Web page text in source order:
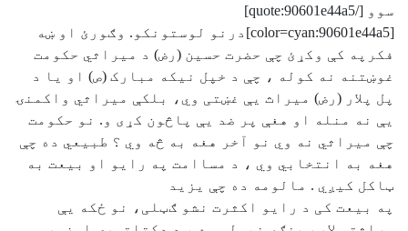
سوو [/quote:90601e44a5]
[color=cyan:90601e44a5]درنو لوستونکو. وګورئ او ښه
فکرپه کې وکړئ چې حضرت حسين (رض) د ميراثي حکومت
غوښتنه نه کوله ، چې د خپل نيکه مبارک (ص) او يا د
پل پلار (رض) ميراث يې غښتی وي، بلکې ميراثي واکمنۍ
يې نه منله او هغې پر ضد يې پاڅون کړی و. نو حکومت
چې ميراثي نه وي نو آخر هغه به څه وي ؟ طبيعي ده چې
هغه به انتخابي وي ، د مساامت په رايو او بيعت به
ټاکل کيږي . مالومه ده چې يزيد
په بيعت کی د رايو اکثرت نشو ګټلی، نو ځکه يې